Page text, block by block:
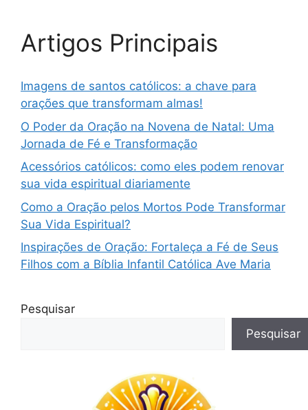
Artigos Principais
Imagens de santos católicos: a chave para
orações que transformam almas!
O Poder da Oração na Novena de Natal: Uma
Jornada de Fé e Transformação
Acessórios católicos: como eles podem renovar
sua vida espiritual diariamente
Como a Oração pelos Mortos Pode Transformar
Sua Vida Espiritual?
Inspirações de Oração: Fortaleça a Fé de Seus
Filhos com a Bíblia Infantil Católica Ave Maria
Pesquisar
Pesquisar